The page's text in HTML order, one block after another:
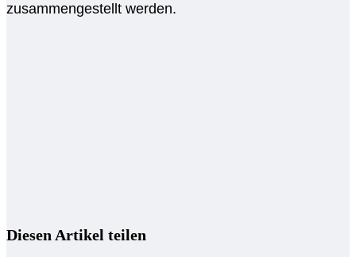
zusammengestellt werden.
Diesen Artikel teilen